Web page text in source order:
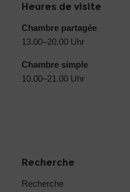
Heures de visite
Chambre partagée
13.00–20.00 Uhr
Chambre simple
10.00–21.00 Uhr
Recherche
Recherche